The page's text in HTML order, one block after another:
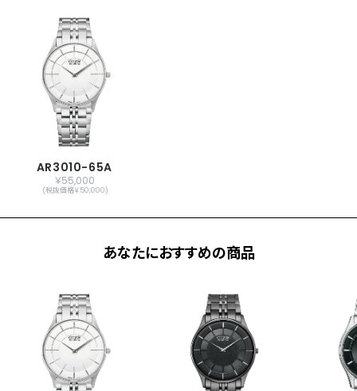
AR3010-65A
￥55,000
(税抜価格￥50,000)
あなたにおすすめの商品